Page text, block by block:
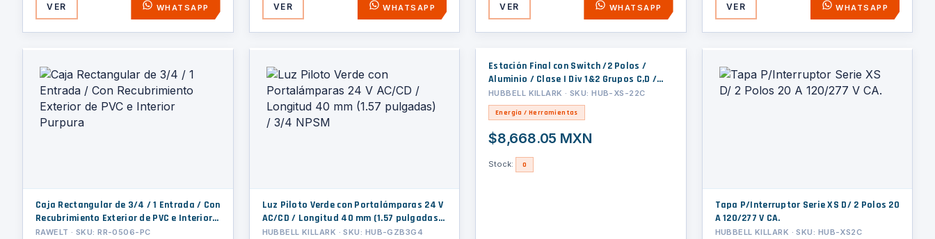
VER WHATSAPP VER WHATSAPP VER WHATSAPP VER WHATSAPP
Caja Rectangular de 3/4 / 1 Entrada / Con
Recubrimiento Exterior de PVC e Interior
Purpura
RAWELT · SKU: RR-0506-PC
Luz Piloto Verde con Portalámparas 24 V
AC/CD / Longitud 40 mm (1.57 pulgadas)
/ 3/4 NPSM
HUBBELL KILLARK · SKU: HUB-GZB3G4
Estación Final con Switch /2 Polos /
Aluminio / Clase I Div 1&2 Grupos C,D /
20A / Orificio de 3/4 in (19 mm) /ON-OFF.
HUBBELL KILLARK · SKU: HUB-XS-22C
Energía / Herramientas
$8,668.05 MXN
Stock: 0
Tapa P/Interruptor Serie XS D/ 2 Polos 20
A 120/277 V CA.
HUBBELL KILLARK · SKU: HUB-XS2C